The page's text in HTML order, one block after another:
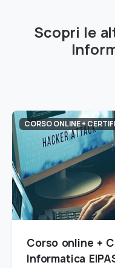
Scopri le
CORSO ONLINE +
Corso online +
Informatica